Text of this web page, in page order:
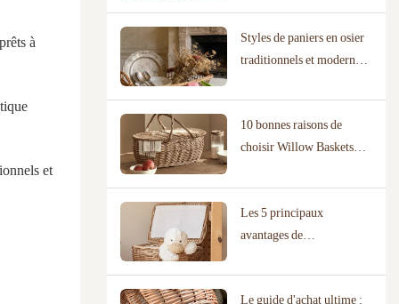
à
et
Styles de paniers en osier
traditionnels et modernes :
10 bonnes raisons de
choisir Willow Baskets
entreprise
Les 5 principaux
avantages de
paniers en osier auprès de
fournisseurs en gros
Le guide d'achat ultime :